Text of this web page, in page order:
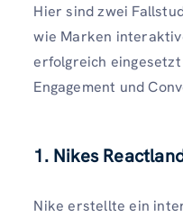
Hier sind zwei
wie Marken
erfolgreich
Engagement und
1. Nikes
Nike erstellte ein